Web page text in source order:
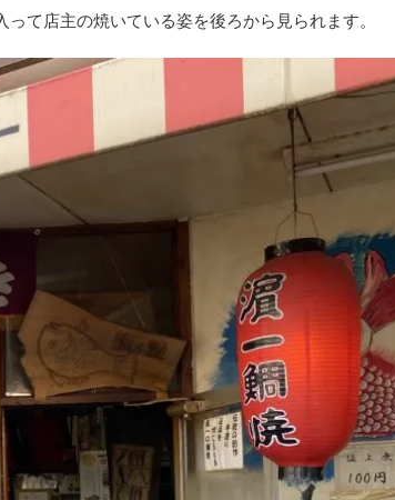
て店主の焼いている姿を後ろから見られます。